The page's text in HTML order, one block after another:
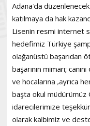
Adana'da
katılmaya da hak
Lisenin resmi internet
hedefimiz Türkiye
olağanüstü başarıdan
başarının mimarı;
ve hocalarına ,ayrıca
başta okul
idarecilerimize
olarak kalbimiz ve